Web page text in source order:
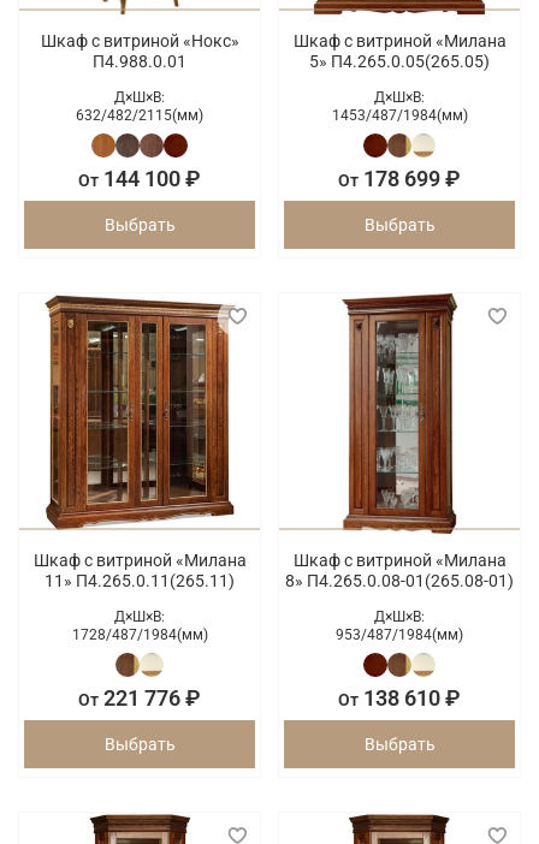
Шкаф с витриной «Нокс»
П4.988.0.01
Д×Ш×В:
632/482/2115(мм)
От 144 100 ₽
Выбрать
Шкаф с витриной «Милана
5» П4.265.0.05(265.05)
Д×Ш×В:
1453/487/1984(мм)
От 178 699 ₽
Выбрать
Шкаф с витриной «Милана
11» П4.265.0.11(265.11)
Д×Ш×В:
1728/487/1984(мм)
От 221 776 ₽
Выбрать
Шкаф с витриной «Милана
8» П4.265.0.08-01(265.08-01)
Д×Ш×В:
953/487/1984(мм)
От 138 610 ₽
Выбрать